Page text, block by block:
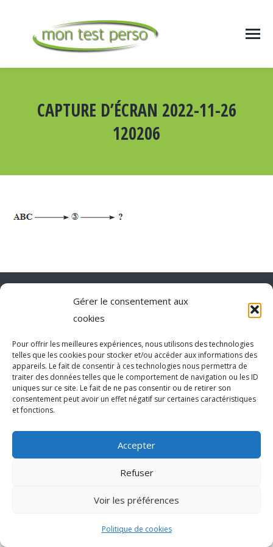
Gérer le consentement aux
cookies
Pour offrir les meilleures expériences, nous utilisons des technologies
telles que les cookies pour stocker et/ou accéder aux informations des
appareils. Le fait de consentir à ces technologies nous permettra de
traiter des données telles que le comportement de navigation ou les ID
uniques sur ce site. Le fait de ne pas consentir ou de retirer son
consentement peut avoir un effet négatif sur certaines caractéristiques
et fonctions.
Accepter
Refuser
Voir les préférences
Politique de cookies
CAPTURE D’ÉCRAN 2022-11-26
120206
Agence de communication Akinai FranceetAgence de
communication Akinai Switzerland